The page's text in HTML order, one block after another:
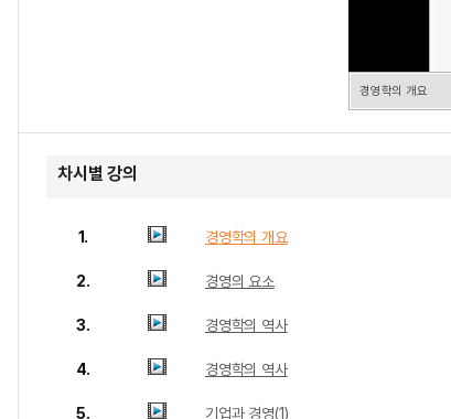
경영학의 개요
차시별 강의
1. 경영학의 개요
2. 경영의 요소
3. 경영학의 역사
4. 경영학의 역사
5. 기업과 경영(1)